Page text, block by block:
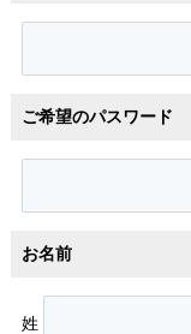
ご希望のパスワード
お名前
姓